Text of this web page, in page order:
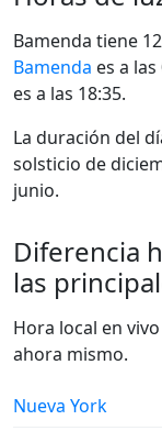
Bamenda tiene
Bamenda es a las
es a las 18:35.
La duración del
solsticio de
junio.
Diferencia
las
Hora local en
ahora mismo.
Nueva York